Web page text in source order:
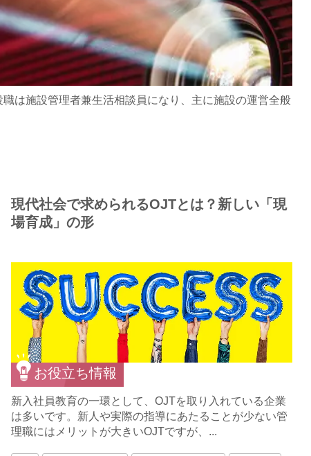
は施設管理者兼生活相談員になり、主に施設の運営全般
現代社会で求められるOJTとは？新しい「現
場育成」の形
お役立ち情報
新入社員教育の一環として、OJTを取り入れている企業
は多いです。新人や実際の指導にあたることが少ない管
理職にはメリットが大きいOJTですが、...